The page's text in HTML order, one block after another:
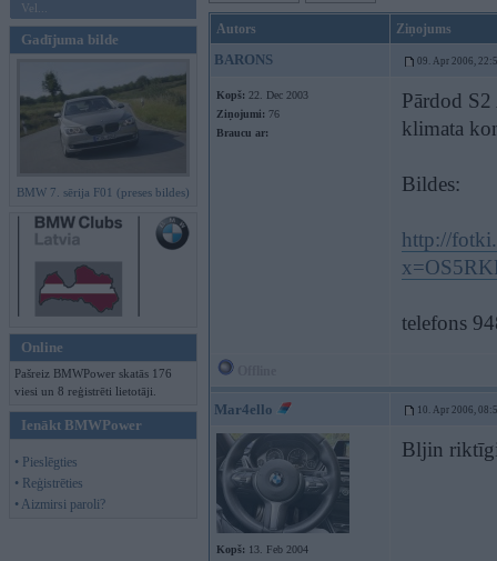
Vel...
Gadījuma bilde
BMW 7. sērija F01 (preses bildes)
Online
Pašreiz BMWPower skatās 176
viesi un 8 reģistrēti lietotāji.
Ienākt BMWPower
• Pieslēgties
• Reģistrēties
• Aizmirsi paroli?
Autors Ziņojums
BARONS 09. Apr 2006,
Kopš: 22. Dec 2003
Ziņojumi: 76
Braucu ar:
Pārdod
klimata
Bildes:
http://
telefons
Mar4ello 10. Apr 2006,
Kopš: 13. Feb 2004
Bljin